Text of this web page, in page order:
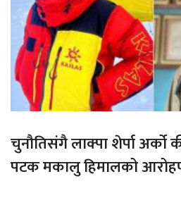
चुनौतिसंगै लाक्पा शेर्पा अर्को
पटक मकालु हिमालको